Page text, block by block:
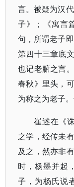
言。被疑为汉
子》；《寓言
句，所谓老子
第四十三章底
也记老腑之言
春秋》里头，
为称之为老子
崔述在《
之学，经传未
及之，然亦非
时，杨墨并起
子，为杨氏说